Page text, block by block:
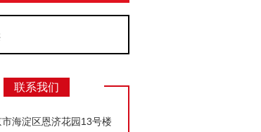
联系我们
海淀区恩济花园13号楼